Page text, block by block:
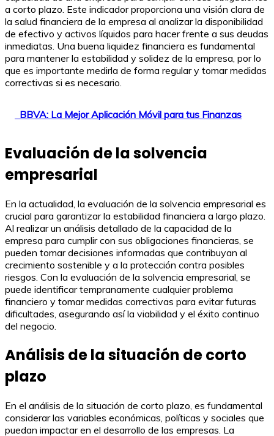
a corto plazo. Este indicador proporciona una visión clara de
la salud financiera de la empresa al analizar la disponibilidad
de efectivo y activos líquidos para hacer frente a sus deudas
inmediatas. Una buena liquidez financiera es fundamental
para mantener la estabilidad y solidez de la empresa, por lo
que es importante medirla de forma regular y tomar medidas
correctivas si es necesario.
BBVA: La Mejor Aplicación Móvil para tus Finanzas
Evaluación de la solvencia
empresarial
En la actualidad, la evaluación de la solvencia empresarial es
crucial para garantizar la estabilidad financiera a largo plazo.
Al realizar un análisis detallado de la capacidad de la
empresa para cumplir con sus obligaciones financieras, se
pueden tomar decisiones informadas que contribuyan al
crecimiento sostenible y a la protección contra posibles
riesgos. Con la evaluación de la solvencia empresarial, se
puede identificar tempranamente cualquier problema
financiero y tomar medidas correctivas para evitar futuras
dificultades, asegurando así la viabilidad y el éxito continuo
del negocio.
Análisis de la situación de corto
plazo
En el análisis de la situación de corto plazo, es fundamental
considerar las variables económicas, políticas y sociales que
puedan impactar en el desarrollo de las empresas. La